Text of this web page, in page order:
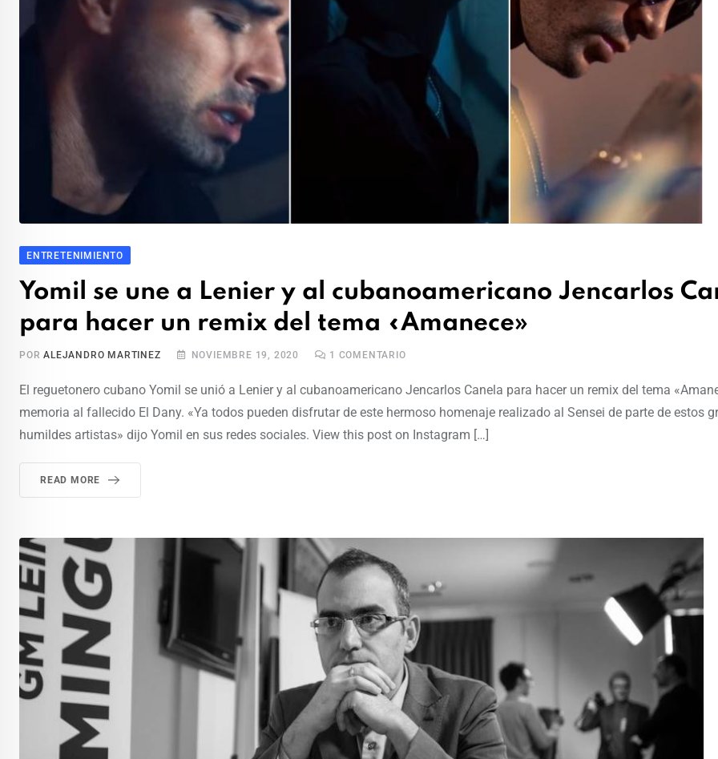
ENTRETENIMIENTO
Yomil se une a Lenier y al cubanoamericano Jencarlos
para hacer un remix del tema «Amanece»
PORALEJANDRO MARTINEZ NOVIEMBRE 19, 2020 1 COMENTARIO
El reguetonero cubano Yomil se unió a Lenier y al cubanoamericano Jencarlos Canela para hacer un remix del tema
memoria al fallecido El Dany. «Ya todos pueden disfrutar de este hermoso homenaje realizado al Sensei de parte de estos
humildes artistas» dijo Yomil en sus redes sociales. View this post on Instagram […]
READ MORE